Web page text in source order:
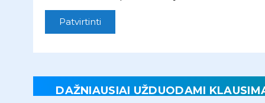
Patvirtinti
DAŽNIAUSIAI UŽDUODAMI